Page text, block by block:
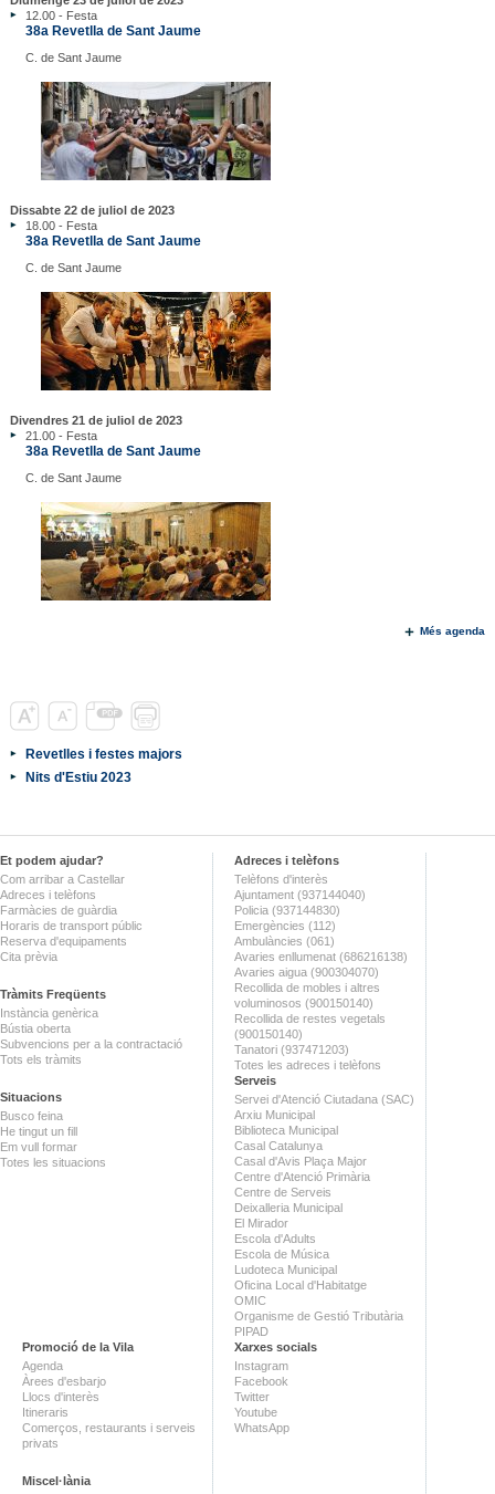
12.00 - Festa
38a Revetlla de Sant Jaume
C. de Sant Jaume
Dissabte 22 de juliol de 2023
18.00 - Festa
38a Revetlla de Sant Jaume
C. de Sant Jaume
Divendres 21 de juliol de 2023
21.00 - Festa
38a Revetlla de Sant Jaume
C. de Sant Jaume
Més agenda
Revetlles i festes majors
Nits d'Estiu 2023
Et podem ajudar?
Com arribar a Castellar
Adreces i telèfons
Farmàcies de guàrdia
Horaris de transport públic
Reserva d'equipaments
Cita prèvia
Tràmits Freqüents
Instància genèrica
Bústia oberta
Subvencions per a la contractació
Tots els tràmits
Situacions
Busco feina
He tingut un fill
Em vull formar
Totes les situacions
Adreces i telèfons
Telèfons d'interès
Ajuntament (937144040)
Policia (937144830)
Emergències (112)
Ambulàncies (061)
Avaries enllumenat (686216138)
Avaries aigua (900304070)
Recollida de mobles i altres
voluminosos (900150140)
Recollida de restes vegetals
(900150140)
Tanatori (937471203)
Totes les adreces i telèfons
Serveis
Servei d'Atenció Ciutadana (SAC)
Arxiu Municipal
Biblioteca Municipal
Casal Catalunya
Casal d'Avis Plaça Major
Centre d'Atenció Primària
Centre de Serveis
Deixalleria Municipal
El Mirador
Escola d'Adults
Escola de Música
Ludoteca Municipal
Oficina Local d'Habitatge
OMIC
Organisme de Gestió Tributària
PIPAD
Promoció de la Vila
Agenda
Àrees d'esbarjo
Llocs d'interès
Itineraris
Comerços, restaurants i serveis
privats
Miscel·lània
Xarxes socials
Instagram
Facebook
Twitter
Youtube
WhatsApp